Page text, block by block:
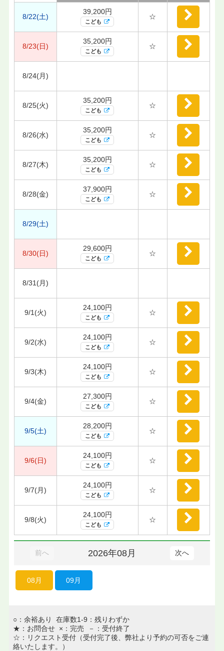
8/22(土)
39,200円
こども
☆
8/23(日)
35,200円
こども
☆
8/24(月)
8/25(火)
35,200円
こども
☆
8/26(水)
35,200円
こども
☆
8/27(木)
35,200円
こども
☆
8/28(金)
37,900円
こども
☆
8/29(土)
8/30(日)
29,600円
こども
☆
8/31(月)
9/1(火)
24,100円
こども
☆
9/2(水)
24,100円
こども
☆
9/3(木)
24,100円
こども
☆
9/4(金)
27,300円
こども
☆
9/5(土)
28,200円
こども
☆
9/6(日)
24,100円
こども
☆
9/7(月)
24,100円
こども
☆
9/8(火)
24,100円
こども
☆
前へ 2026年08月 次へ
08月 09月
○：余裕あり 在庫数1-9：残りわずか
★：お問合せ ×：完売 －：受付終了
☆：リクエスト受付（受付完了後、弊社より予約の可否をご連
絡いたします。）